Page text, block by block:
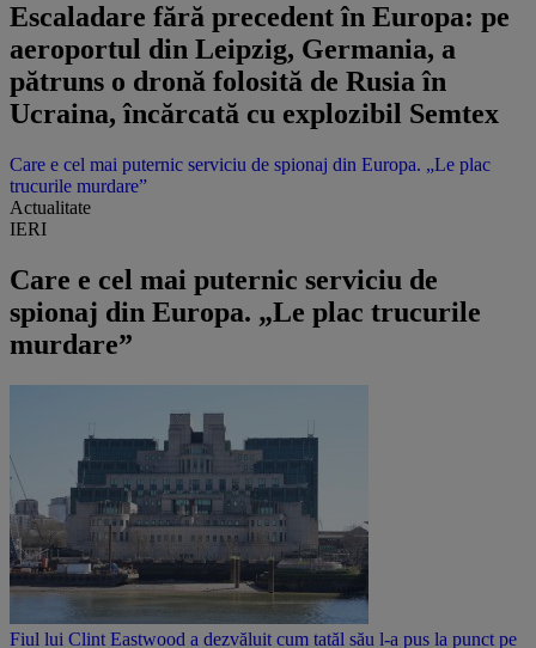
Escaladare fără precedent în Europa: pe
aeroportul din Leipzig, Germania, a
pătruns o dronă folosită de Rusia în
Ucraina, încărcată cu explozibil Semtex
Care e cel mai puternic serviciu de spionaj din Europa. „Le plac
trucurile murdare”
Actualitate
IERI
Care e cel mai puternic serviciu de
spionaj din Europa. „Le plac trucurile
murdare”
Fiul lui Clint Eastwood a dezvăluit cum tatăl său l-a pus la punct pe